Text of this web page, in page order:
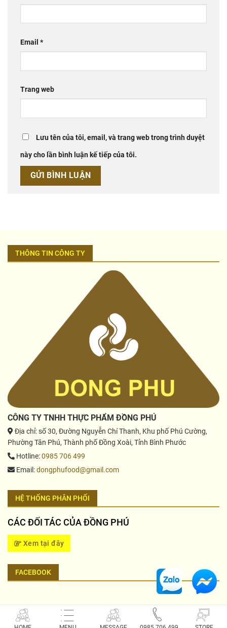
Email *
Trang web
Lưu tên của tôi, email, và trang web trong trình duyệt
này cho lần bình luận kế tiếp của tôi.
THÔNG TIN CÔNG TY
CÔNG TY TNHH THỰC PHẨM ĐỒNG PHÚ
Địa chỉ: số 30, Đường Nguyễn Chí Thanh, Khu phố Phú Cường,
Phường Tân Phú, Thành phố Đồng Xoài, Tỉnh Bình Phước
Hotline:0985 706 499
Email :dongphufood@gmail.com
HỆ THỐNG PHÂN PHỐI
CÁC ĐỐI TÁC CỦA ĐỒNG PHÚ
Xem tại đây
FACEBOOK
Copyright 2026 © Công Ty TNHH Thực phẩm Đồng Phú